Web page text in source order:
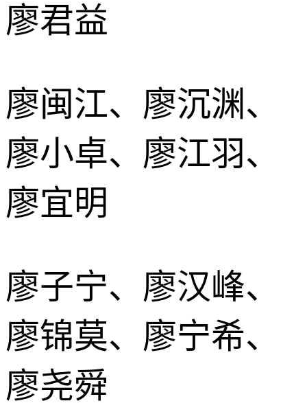
廖君益
廖闽江、廖沉渊、
廖小卓、廖江羽、
廖宜明
廖子宁、廖汉峰、
廖锦莫、廖宁希、
廖尧舜